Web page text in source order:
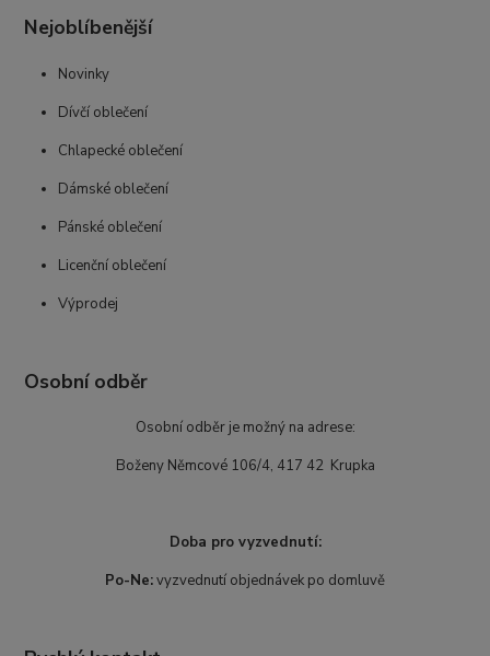
Nejoblíbenější
Novinky
Dívčí oblečení
Chlapecké oblečení
Dámské oblečení
Pánské oblečení
Licenční oblečení
Výprodej
Osobní odběr
Osobní odběr je možný na adrese:
Boženy Němcové 106/4, 417 42 Krupka
Doba pro vyzvednutí:
Po-Ne:vyzvednutí objednávek po domluvě